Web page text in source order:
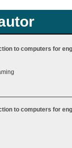
to computers for
to computers for